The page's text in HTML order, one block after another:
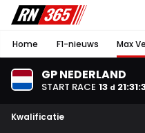
Home F1-nieuws Max
GP NEDERLAND
START RACE 13 d 21:31:
Kwalificatie